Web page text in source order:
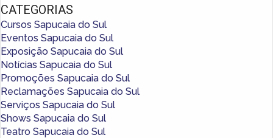
CATEGORIAS
Cursos Sapucaia do Sul
Eventos Sapucaia do Sul
Exposição Sapucaia do Sul
Notícias Sapucaia do Sul
Promoções Sapucaia do Sul
Reclamações Sapucaia do Sul
Serviços Sapucaia do Sul
Shows Sapucaia do Sul
Teatro Sapucaia do Sul